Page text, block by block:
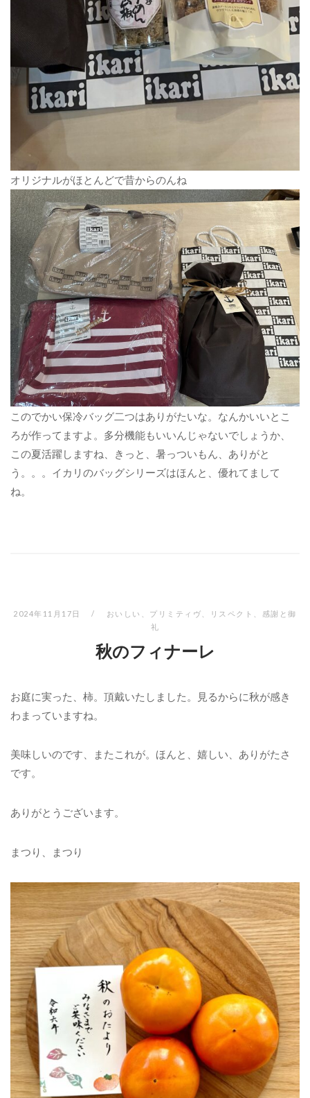
オリジナルがほとんどで昔からのんね
このでかい保冷バッグ二つはありがたいな。なんかいいとこ
ろが作ってますよ。多分機能もいいんじゃないでしょうか、
この夏活躍しますね、きっと、暑っついもん、ありがと
う。。。イカリのバッグシリーズはほんと、優れてまして
ね。
2024年11月17日 おいしい プリミティヴ リスペクト
感謝と御
礼
秋のフィナーレ
お庭に実った、柿。頂戴いたしました。見るからに秋が感き
わまっていますね。
美味しいのです、またこれが。ほんと、嬉しい、ありがたさ
です。
ありがとうございます。
まつり、まつり